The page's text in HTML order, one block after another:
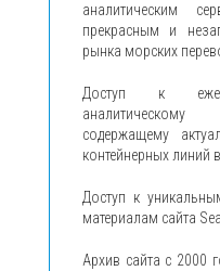
аналитическим
прекрасным и
рынка морских
Доступ к
содержащему
контейнерных линий
Доступ к
материалам сайта
Архив сайта с 2000